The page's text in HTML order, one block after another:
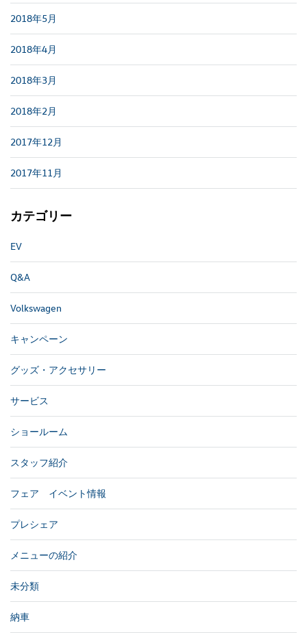
2018年5月
2018年4月
2018年3月
2018年2月
2017年12月
2017年11月
カテゴリー
EV
Q&A
Volkswagen
キャンペーン
グッズ・アクセサリー
サービス
ショールーム
スタッフ紹介
フェア イベント情報
プレシェア
メニューの紹介
未分類
納車